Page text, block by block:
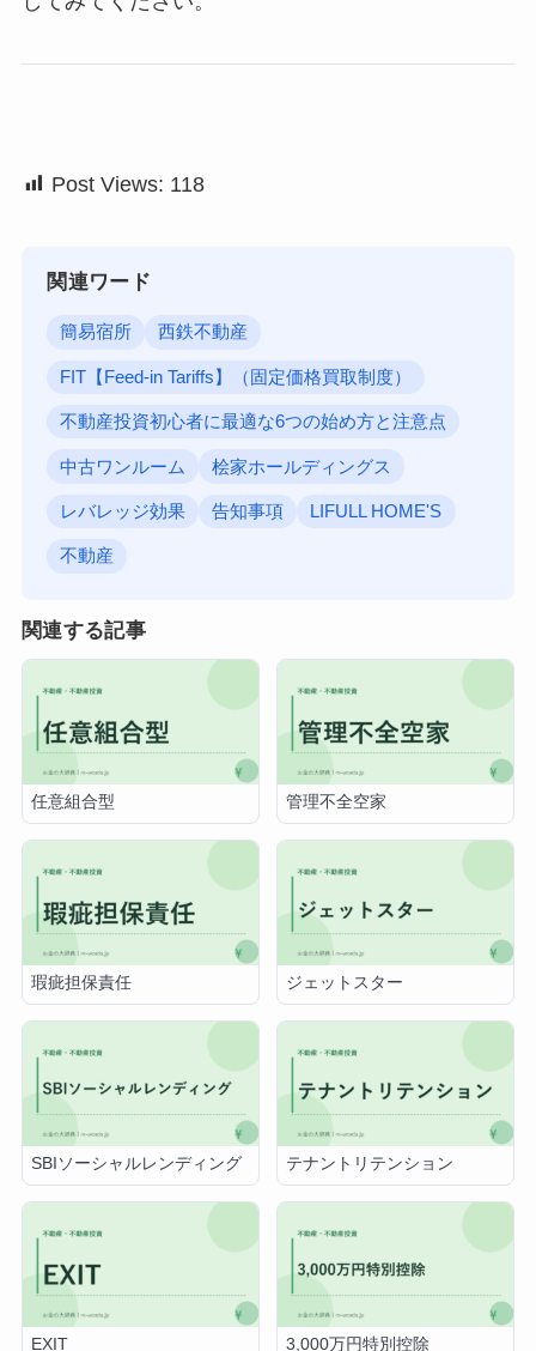
Post Views: 118
関連ワード
簡易宿所 西鉄不動産
FIT【Feed-in Tariffs】（固定価格買取制度）
不動産投資初心者に最適な6つの始め方と注意点
中古ワンルーム 桧家ホールディングス
レバレッジ効果 告知事項 LIFULL HOME'S
不動産
関連する記事
任意組合型 管理不全空家
瑕疵担保責任 ジェットスター
SBIソーシャルレンディング テナントリテンション
EXIT 3,000万円特別控除